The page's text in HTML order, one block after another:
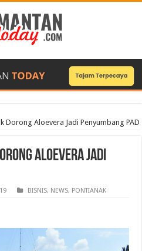
Dorong Aloevera Jadi Penyumbang PAD
Aloevera Jadi
BISNIS, NEWS, PONTIANAK